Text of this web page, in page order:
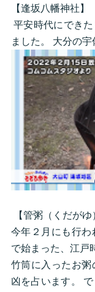
【逢坂八幡神社】
平安時代にでき
ました。 大分の宇
【管粥（くだがゆ
今年２月にも行
で始まった、江戸
竹筒に入ったお
凶を占います。